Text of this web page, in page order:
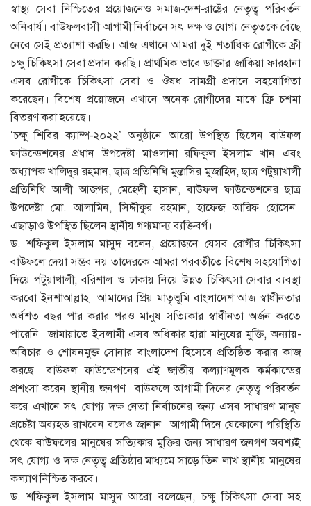
স্বাস্থ্য সেবা নিশ্চিতের প্রয়োজনেও সমাজ-দেশ-রাষ্ট্রের নেতৃত্ব পরিবর্তন
অনিবার্য। বাউফলবাসী আগামী নির্বাচনে সৎ দক্ষ ও যোগ্য নেতৃতকে বেঁছে
নেবে সেই প্রত্যাশা করছি। আজ এখানে আমরা দুই শতাধিক রোগীকে ফ্রী
চক্ষু চিকিৎসা সেবা প্রদান করছি। প্রাথমিক ভাবে ডাক্তার জাকিয়া ফারহানা
এসব রোগীকে চিকিৎসা সেবা ও ঔষধ সামগ্রী প্রদানে সহযোগিতা
করেছেন। বিশেষ প্রয়োজনে এখানে অনেক রোগীদের মাঝে ফ্রি চশমা
বিতরণ করা হয়েছে।
‘চক্ষু শিবির ক্যাম্প-২০২২’ অনুষ্ঠানে আরো উপস্থিত ছিলেন বাউফল
ফাউন্ডেশনের প্রধান উপদেষ্টা মাওলানা রফিকুল ইসলাম খান এবং
অধ্যাপক খালিদুর রহমান, ছাত্র প্রতিনিধি মুন্তাসির মুজাহিদ, ছাত্র পটুয়াখালী
প্রতিনিধি আলী আজগর, মেহেদী হাসান, বাউফল ফাউন্ডেশনের ছাত্র
উপদেষ্টা মো. আলামিন, সিদ্দীকুর রহমান, হাফেজ আরিফ হোসেন।
এছাড়াও উপস্থিত ছিলেন স্থানীয় গণ্যমান্য ব্যক্তিবর্গ।
ড. শফিকুল ইসলাম মাসুদ বলেন, প্রয়োজনে যেসব রোগীর চিকিৎসা
বাউফলে দেয়া সম্ভব নয় তাদেরকে আমরা পরবর্তীতে বিশেষ সহযোগিতা
দিয়ে পটুয়াখালী, বরিশাল ও ঢাকায় নিয়ে উন্নত চিকিৎসা সেবার ব্যবস্থা
করবো ইনশাআল্লাহ। আমাদের প্রিয় মাতৃভূমি বাংলাদেশ আজ স্বাধীনতার
অর্ধশত বছর পার করার পরও মানুষ সত্যিকার স্বাধীনতা অর্জন করতে
পারেনি। জামায়াতে ইসলামী এসব অধিকার হারা মানুষের মুক্তি, অন্যায়-
অবিচার ও শোষনমুক্ত সোনার বাংলাদেশ হিসেবে প্রতিষ্ঠিত করার কাজ
করছে। বাউফল ফাউন্ডেশনের এই জাতীয় কল্যাণমূলক কর্মকান্ডের
প্রশংসা করেন স্থানীয় জনগণ। বাউফলে আগামী দিনের নেতৃত্ব পরিবর্তন
করে এখানে সৎ যোগ্য দক্ষ নেতা নির্বাচনের জন্য এসব সাধারণ মানুষ
প্রচেষ্টা অব্যহত রাখবেন বলেও জানান। আগামী দিনে যেকোনো পরিস্থিতি
থেকে বাউফলের মানুষের সত্যিকার মুক্তির জন্য সাধারণ জনগণ অবশ্যই
সৎ যোগ্য ও দক্ষ নেতৃত্ব প্রতিষ্ঠার মাধ্যমে সাড়ে তিন লাখ স্থানীয় মানুষের
কল্যাণ নিশ্চিত করবে।
ড. শফিকুল ইসলাম মাসুদ আরো বলেছেন, চক্ষু চিকিৎসা সেবা সহ